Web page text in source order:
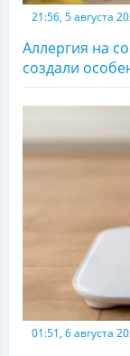
21:56, 5 августа
Аллергия на
создали
01:51, 6 августа